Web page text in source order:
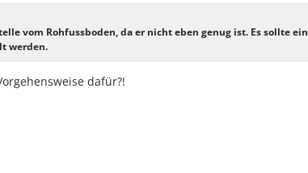
vom Rohfussboden, da er nicht eben genug ist. Es sollte ein
werden.
dafür?!